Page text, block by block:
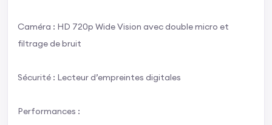
Caméra : HD 720p Wide Vision avec double micro et
filtrage de bruit
Sécurité : Lecteur d’empreintes digitales
Performances :